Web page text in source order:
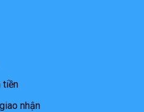
tiền
nhận